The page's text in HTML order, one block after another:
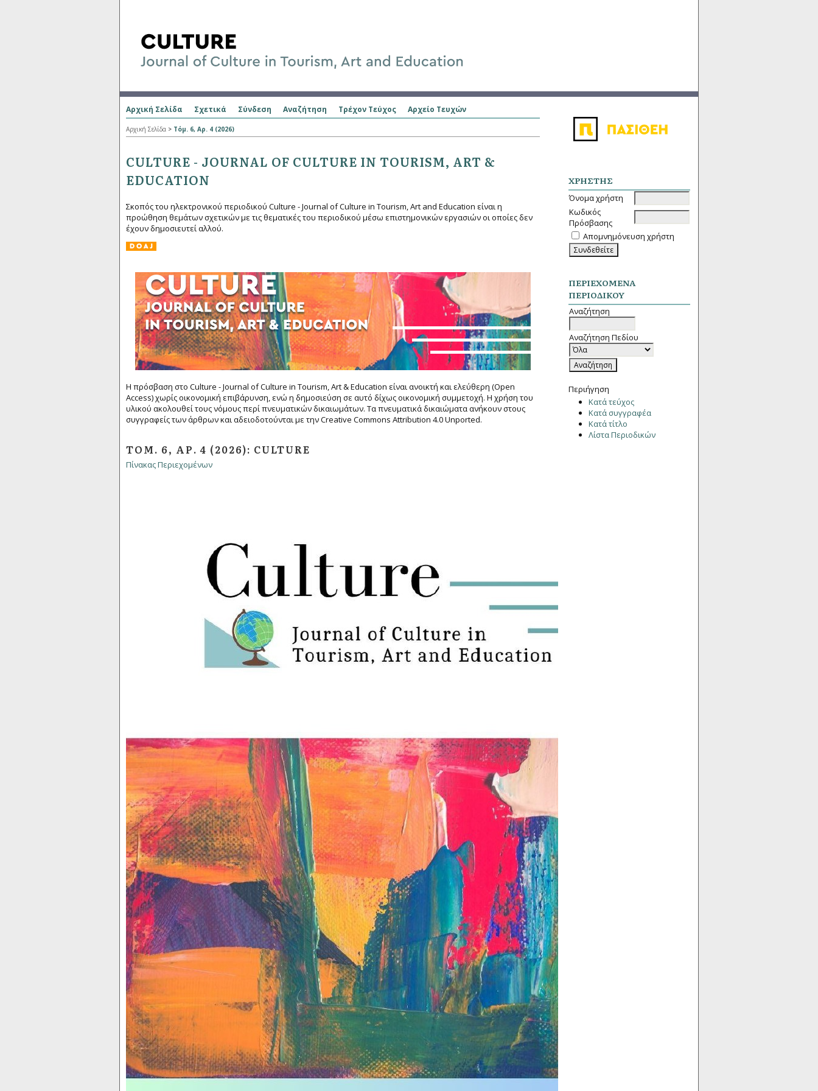
ΧΡΉΣΤΗΣ
Όνομα χρήστη
Κωδικός
Πρόσβασης
Απομνημόνευση χρήστη
ΠΕΡΙΕΧΌΜΕΝΑ
ΠΕΡΙΟΔΙΚΟΎ
Αναζήτηση
Αναζήτηση Πεδίου
Περιήγηση
Κατά τεύχος
Κατά συγγραφέα
Κατά τίτλο
Λίστα Περιοδικών
Αρχική Σελίδα Σχετικά Σύνδεση Αναζήτηση Τρέχον Τεύχος Αρχείο Τευχών
Αρχική Σελίδα > Τόμ. 6, Αρ. 4 (2026)
CULTURE - JOURNAL OF CULTURE IN TOURISM, ART &
EDUCATION
Σκοπός του ηλεκτρονικού περιοδικού Culture - Journal of Culture in Tourism, Αrt and Education είναι η
προώθηση θεμάτων σχετικών με τις θεματικές του περιοδικού μέσω επιστημονικών εργασιών οι οποίες δεν
έχουν δημοσιευτεί αλλού.
Η πρόσβαση στο Culture - Journal of Culture in Tourism, Art & Education είναι ανοικτή και ελεύθερη (Open
Access) χωρίς οικονομική επιβάρυνση, ενώ η δημοσιεύση σε αυτό δίχως οικονομική συμμετοχή. Η χρήση του
υλικού ακολουθεί τους νόμους περί πνευματικών δικαιωμάτων. Τα πνευματικά δικαιώματα ανήκουν στους
συγγραφείς των άρθρων και αδειοδοτούνται με τηνCreative Commons Attribution 4.0 Unported.
ΤΌΜ. 6, ΑΡ. 4 (2026): CULTURE
Πίνακας Περιεχομένων